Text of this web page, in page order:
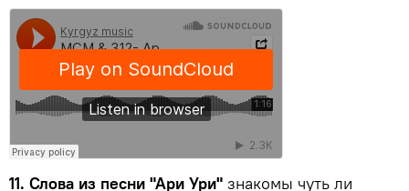
11. Слова из песни "Ари Ури" знакомы чуть ли